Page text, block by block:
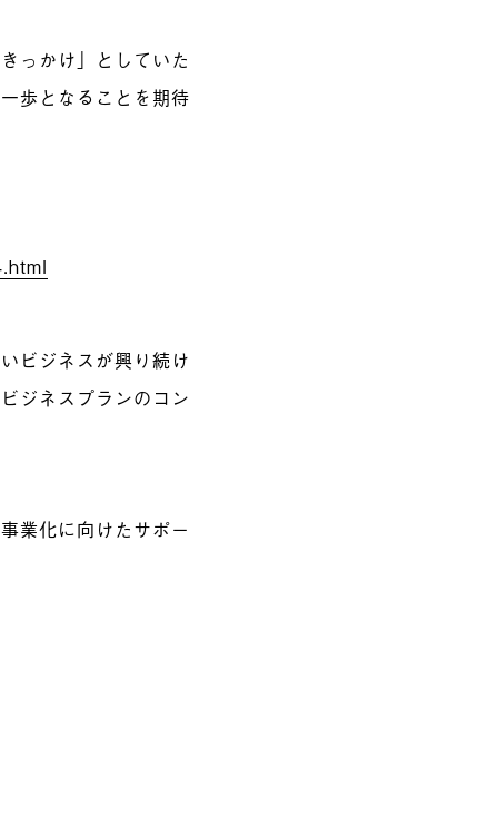
っかけ」としていた
歩となることを期待
ビジネスが興り続け
ジネスプランのコン
業化に向けたサポー